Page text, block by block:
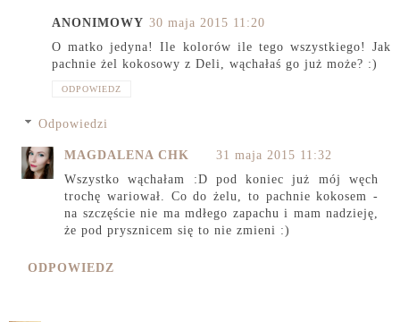
ANONIMOWY 30 maja 2015 11:20
O matko jedyna! Ile kolorów ile tego wszystkiego! Jak
pachnie żel kokosowy z Deli, wąchałaś go już może? :)
ODPOWIEDZ
Odpowiedzi
MAGDALENA CHK
31 maja 2015 11:32
Wszystko wąchałam :D pod koniec już mój węch
trochę wariował. Co do żelu, to pachnie kokosem -
na szczęście nie ma mdłego zapachu i mam nadzieję,
że pod prysznicem się to nie zmieni :)
ODPOWIEDZ